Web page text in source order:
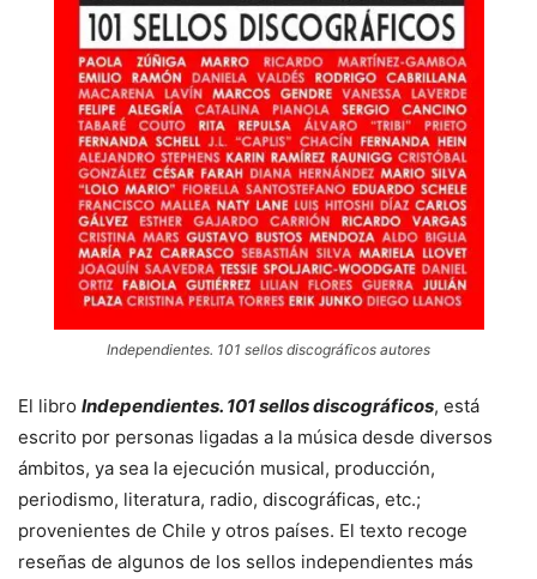
Independientes. 101 sellos discográficos autores
El libro Independientes. 101 sellos discográficos, está
escrito por personas ligadas a la música desde diversos
ámbitos, ya sea la ejecución musical, producción,
periodismo, literatura, radio, discográficas, etc.;
provenientes de Chile y otros países. El texto recoge
reseñas de algunos de los sellos independientes más